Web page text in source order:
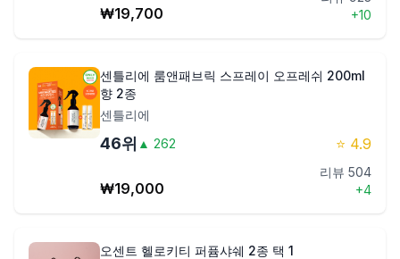
₩19,700
+10
센틀리에 룸앤패브릭 스프레이 오프레쉬 200ml
향 2종
센틀리에
46위 ▲ 262 ⭐ 4.9
₩19,000
리뷰 504
+4
오센트 헬로키티 퍼퓸샤쉐 2종 택 1